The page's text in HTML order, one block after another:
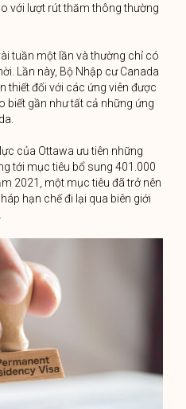
với lượt rút thăm thông thường
tuần một lần và thường chỉ có
Lần này, Bộ Nhập cư Canada
thiết đối với các ứng viên được
biết gần như tất cả những ứng
của Ottawa ưu tiên những
tới mục tiêu bổ sung 401.000
2021, một mục tiêu đã trở nên
hạn chế đi lại qua biên giới